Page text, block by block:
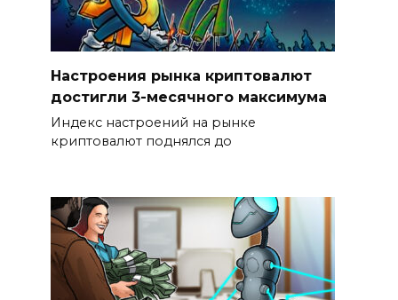
Настроения рынка криптовалют
достигли 3-месячного максимума
Индекс настроений на рынке
криптовалют поднялся до